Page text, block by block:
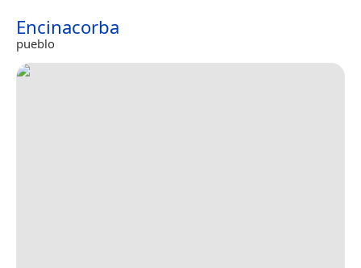
Encinacorba
pueblo